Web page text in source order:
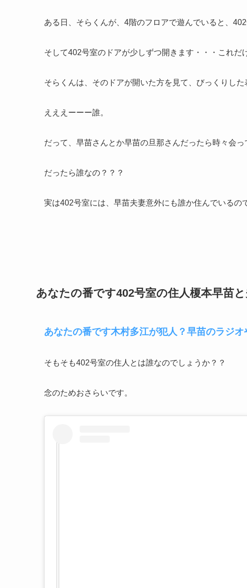
ある日、そらくんが、4階のフロアで遊んでいると、402
そして402号室のドアが少しずつ開きます・・・これだ
そらくんは、そのドアが開いた方を見て、びっくりした
えええーーー誰。
だって、早苗さんとか早苗の旦那さんだったら時々会っ
だったら誰なの？？？
実は402号室には、早苗夫妻意外にも誰か住んでいるの
あなたの番です402号室の住人榎本早苗と
あなたの番です木村多江が犯人？早苗のラジオ
そもそも402号室の住人とは誰なのでしょうか？？
念のためおさらいです。